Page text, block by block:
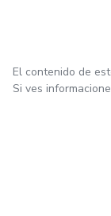
El contenido de
Si ves